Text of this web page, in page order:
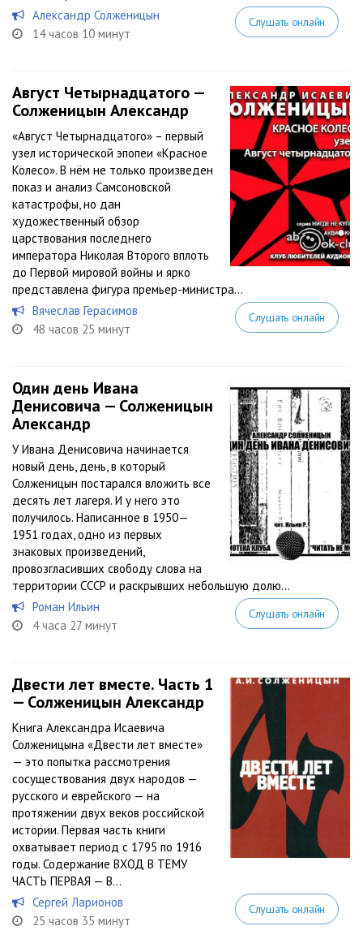
Александр Солженицын
14 часов 10 минут
Слушать онлайн
Август Четырнадцатого —
Солженицын Александр
«Август Четырнадцатого» – первый
узел исторической эпопеи «Красное
Колесо». В нём не только произведен
показ и анализ Самсоновской
катастрофы, но дан
художественный обзор
царствования последнего
императора Николая Второго вплоть
до Первой мировой войны и ярко
представлена фигура премьер-министра...
Вячеслав Герасимов
48 часов 25 минут
Слушать онлайн
Один день Ивана
Денисовича — Солженицын
Александр
У Ивана Денисовича начинается
новый день, день, в который
Солженицын постарался вложить все
десять лет лагеря. И у него это
получилось. Написанное в 1950—
1951 годах, одно из первых
знаковых произведений,
провозгласивших свободу слова на
территории СССР и раскрывших небольшую долю...
Роман Ильин
4 часа 27 минут
Слушать онлайн
Двести лет вместе. Часть 1
— Солженицын Александр
Книга Александра Исаевича
Солженицына «Двести лет вместе»
— это попытка рассмотрения
сосуществования двух народов —
русского и еврейского — на
протяжении двух веков российской
истории. Первая часть книги
охватывает период с 1795 по 1916
годы. Содержание ВХОД В ТЕМУ
ЧАСТЬ ПЕРВАЯ — В...
Сергей Ларионов
25 часов 35 минут
Слушать онлайн